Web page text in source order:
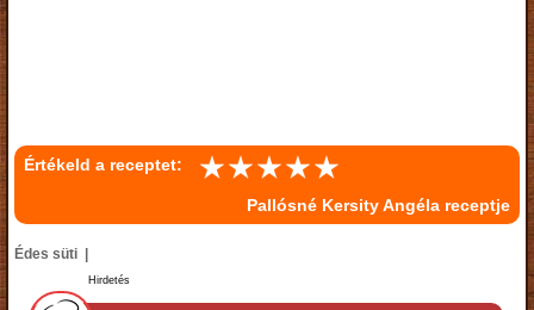
Értékeld a receptet:
Pallósné Kersity Angéla receptje
Édes süti |
Hirdetés